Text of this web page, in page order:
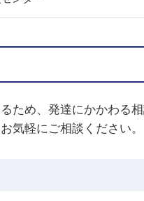
ため、発達にかかわる
気軽にご相談ください。